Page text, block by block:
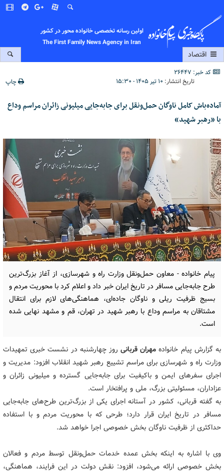
اولین رسانه تخصصی خانواده محور در کشور
The First Family News Agency in Iran
اقتصاد
کد خبر: 26447
تاریخ انتشار: ۱۰ تیر ۱۴۰۵ - ۱۵:۳۰ چاپ
آماده‌باش کامل ناوگان حمل‌ونقل برای جابه‌جایی میلیونی زائران مراسم وداع
با «رهبر شهید»
پیام خانواده - معاون حمل‌ونقل وزارت راه و شهرسازی، از آغاز بزرگ‌ترین
طرح جابه‌جایی مسافر در تاریخ ایران خبر داد و اعلام کرد با محوریت مردم و
بسیج ظرفیت ریلی و ناوگان جاده‌ای، هماهنگی‌های لازم برای انتقال
مشتاقان به مراسم وداع با رهبر شهید در تهران، قم و مشهد نهایی شده
است.
به گزارش پیام خانواده مهران قربانیروز چهارشنبه در نشست خبری تمهیدات
وزارت راه و شهرسازی برای مراسم تشییع رهبر شهید انقلاب افزود: مدیریت و
اجرای سفرهای ایمن و باکیفیت برای جابه‌جایی گسترده و میلیونی زائران و
عزاداران، مسئولیتی بزرگ، ملی و پرافتخار است.
به گفته قربانی، کشور در آستانه اجرای یکی از بزرگ‌ترین طرح‌های جابه‌جایی
مسافر در تاریخ ایران قرار دارد؛ طرحی که با محوریت مردم و با استفاده
حداکثری از ظرفیت ناوگان بخش خصوصی اجرا خواهد شد.
وی با اشاره به اینکه بخش عمده خدمات حمل‌ونقل توسط مردم و فعالان
بخش خصوصی ارائه می‌شود، افزود: نقش دولت در این فرایند، هماهنگی،